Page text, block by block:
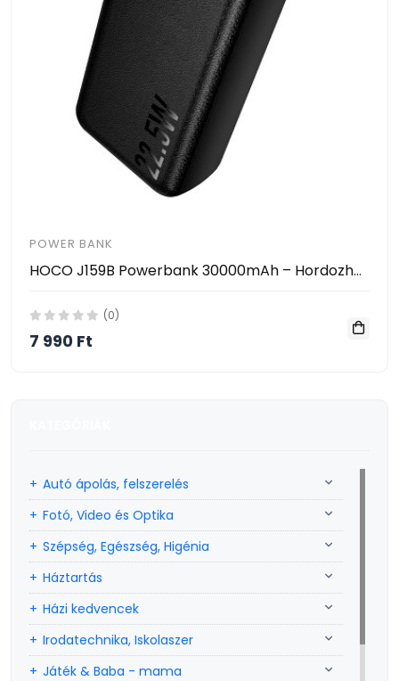
POWER BANK
HOCO J159B Powerbank 30000mAh – Hordozható Gyorstöltő PD/QC Támogatással, 22.5W, 2×USB + Type-C
(0)
7 990 Ft
Autó ápolás, felszerelés
Fotó, Video és Optika
Szépség, Egészség, Higénia
Háztartás
Házi kedvencek
Irodatechnika, Iskolaszer
Játék & Baba - mama